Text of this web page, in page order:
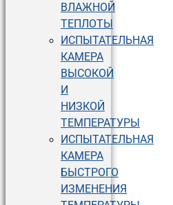
ВЛАЖНОЙ
ТЕПЛОТЫ
ИСПЫТАТЕЛЬНАЯ
КАМЕРА
ВЫСОКОЙ
И
НИЗКОЙ
ТЕМПЕРАТУРЫ
ИСПЫТАТЕЛЬНАЯ
КАМЕРА
БЫСТРОГО
ИЗМЕНЕНИЯ